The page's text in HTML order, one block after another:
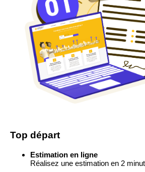
Top départ
Estimation en ligne
Réalisez une estimation en 2